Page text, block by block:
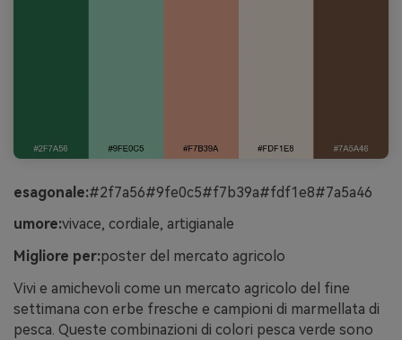
esagonale:#2f7a56#9fe0c5#f7b39a#fdf1e8#7a5a46
umore:vivace, cordiale, artigianale
Migliore per:poster del mercato agricolo
Vivi e amichevoli come un mercato agricolo del fine
settimana con erbe fresche e campioni di marmellata di
pesca. Queste combinazioni di colori pesca verde sono